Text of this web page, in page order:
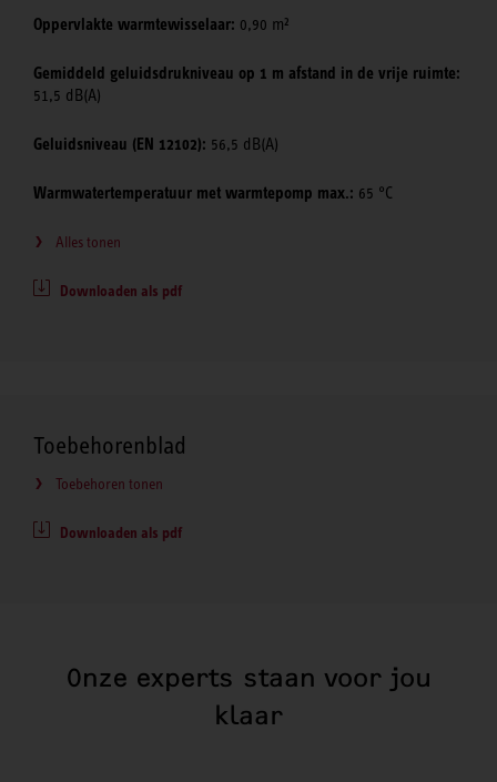
Oppervlakte warmtewisselaar: 0,90 m²
Gemiddeld geluidsdrukniveau op 1 m afstand in de vrije ruimte:
51,5 dB(A)
Geluidsniveau (EN 12102): 56,5 dB(A)
Warmwatertemperatuur met warmtepomp max.: 65 °C
Alles tonen
Downloaden als pdf
Toebehorenblad
Toebehoren tonen
Downloaden als pdf
Onze experts staan voor jou
klaar